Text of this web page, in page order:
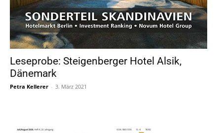
Leseprobe: Steigenberger Hotel Alsik,
Dänemark
Petra Kellerer - 3. März 2021